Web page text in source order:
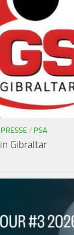
PRESSE / PSA
Gibraltar